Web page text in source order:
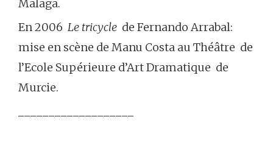
Malaga.
En 2006 Le tricycle de Fernando Arrabal:
mise en scène de Manu Costa au Théâtre de
l’Ecole Supérieure d’Art Dramatique de
Murcie.